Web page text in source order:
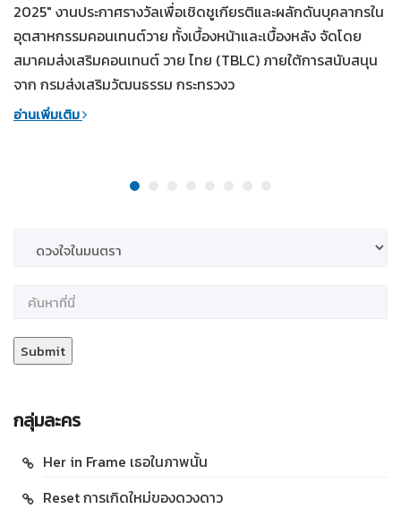
2025" งานประกาศรางวัลเพื่อเชิดชูเกียรติและผลักดันบุคลากรใน
อุตสาหกรรมคอนเทนต์วาย ทั้งเบื้องหน้าและเบื้องหลัง จัดโดย
สมาคมส่งเสริมคอนเทนต์ วาย ไทย (TBLC) ภายใต้การสนับสนุน
จาก กรมส่งเสริมวัฒนธรรม กระทรวงว
อ่านเพิ่มเติม
กลุ่มละคร
Her in Frame เธอในภาพนั้น
Reset การเกิดใหม่ของดวงดาว